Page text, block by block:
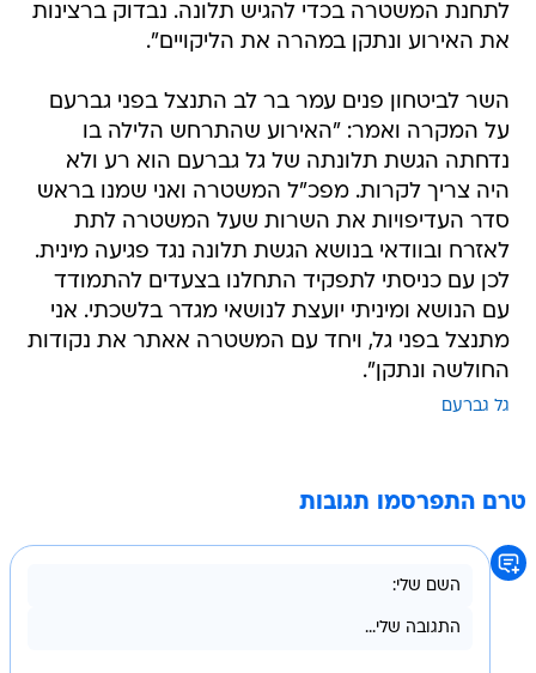
לתחנת המשטרה בכדי להגיש תלונה. נבדוק ברצינות
את האירוע ונתקן במהרה את הליקויים".
השר לביטחון פנים עמר בר לב התנצל בפני גברעם
על המקרה ואמר: "האירוע שהתרחש הלילה בו
נדחתה הגשת תלונתה של גל גברעם הוא רע ולא
היה צריך לקרות. מפכ"ל המשטרה ואני שמנו בראש
סדר העדיפויות את השרות שעל המשטרה לתת
לאזרח ובוודאי בנושא הגשת תלונה נגד פגיעה מינית.
לכן עם כניסתי לתפקיד התחלנו בצעדים להתמודד
עם הנושא ומיניתי יועצת לנושאי מגדר בלשכתי. אני
מתנצל בפני גל, ויחד עם המשטרה אאתר את נקודות
החולשה ונתקן".
גל גברעם
טרם התפרסמו תגובות